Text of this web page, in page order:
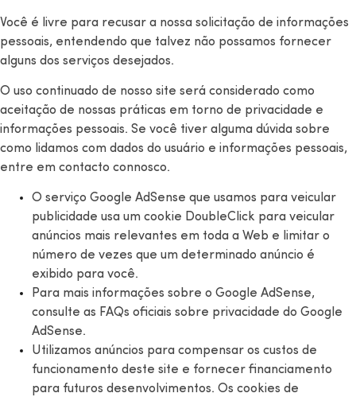
Você é livre para recusar a nossa solicitação de informações
pessoais, entendendo que talvez não possamos fornecer
alguns dos serviços desejados.
O uso continuado de nosso site será considerado como
aceitação de nossas práticas em torno de privacidade e
informações pessoais. Se você tiver alguma dúvida sobre
como lidamos com dados do usuário e informações pessoais,
entre em contacto connosco.
O serviço Google AdSense que usamos para veicular
publicidade usa um cookie DoubleClick para veicular
anúncios mais relevantes em toda a Web e limitar o
número de vezes que um determinado anúncio é
exibido para você.
Para mais informações sobre o Google AdSense,
consulte as FAQs oficiais sobre privacidade do Google
AdSense.
Utilizamos anúncios para compensar os custos de
funcionamento deste site e fornecer financiamento
para futuros desenvolvimentos. Os cookies de